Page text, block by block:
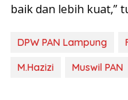
baik dan lebih kuat,”
DPW PAN Lampung
M.Hazizi
Muswil PAN